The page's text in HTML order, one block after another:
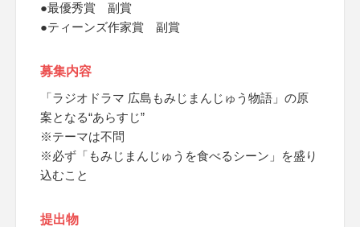
●最優秀賞 副賞
●ティーンズ作家賞 副賞
募集内容
「ラジオドラマ 広島もみじまんじゅう物語」の原
案となる“あらすじ”
※テーマは不問
※必ず「もみじまんじゅうを食べるシーン」を盛り
込むこと
提出物